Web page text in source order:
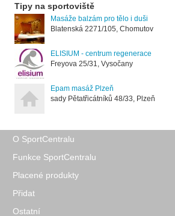
Tipy na sportoviště
Masáže balzám pro tělo i duši
Blatenská 2271/105, Chomutov
ELISIUM - centrum regenerace
Freyova 25/31, Vysočany
Epam masáž Plzeň
sady Pětatřicátníků 48/33, Plzeň
O SportCentralu
Funkce SportCentralu
Placené produkty
Přidat
Ostatní